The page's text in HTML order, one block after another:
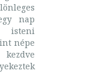
nap
isteni
népe